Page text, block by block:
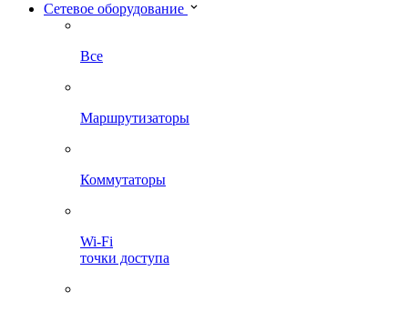
Сетевое оборудование
Все
Маршрутизаторы
Коммутаторы
Wi-Fi
точки доступа